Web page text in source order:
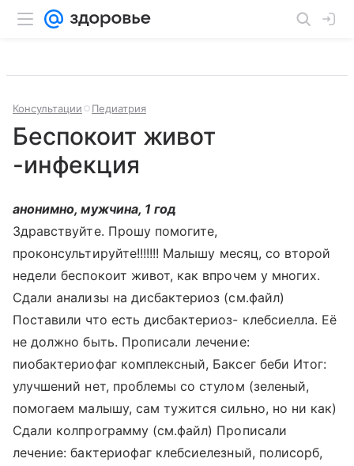
Консультации Педиатрия
Беспокоит живот
-инфекция
анонимно, мужчина, 1 год
Здравствуйте. Прошу помогите,
проконсультируйте!!!!!!! Малышу месяц, со второй
недели беспокоит живот, как впрочем у многих.
Сдали анализы на дисбактериоз (см.файл)
Поставили что есть дисбактериоз- клебсиелла. Её
не должно быть. Прописали лечение:
пиобактериофаг комплексный, Баксег беби Итог:
улучшений нет, проблемы со стулом (зеленый,
помогаем малышу, сам тужится сильно, но ни как)
Сдали колпрограмму (см.файл) Прописали
лечение: бактериофаг клебсиелезный, полисорб,